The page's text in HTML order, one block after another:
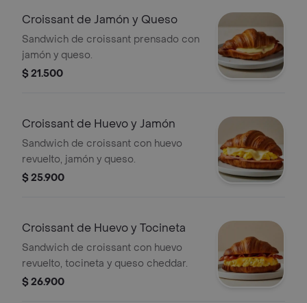
Croissant de Jamón y Queso
Sandwich de croissant prensado con
jamón y queso.
$ 21.500
Croissant de Huevo y Jamón
Sandwich de croissant con huevo
revuelto, jamón y queso.
$ 25.900
Croissant de Huevo y Tocineta
Sandwich de croissant con huevo
revuelto, tocineta y queso cheddar.
$ 26.900